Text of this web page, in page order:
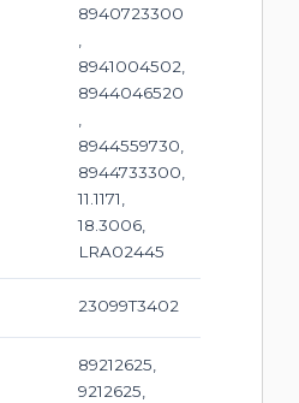
8940723300
,
8941004502,
8944046520
,
8944559730,
8944733300,
11.1171,
18.3006,
LRA02445
23099T3402
89212625,
9212625,